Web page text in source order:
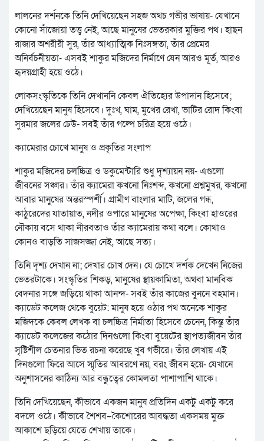
লালনের দর্শনকে তিনি দেখিয়েছেন সহজ অথচ গভীর ভাষায়- যেখানে
কোনো সাঁজোয়া তত্ত্ব নেই, আছে মানুষের ভেতরকার মুক্তির পথ। হাছন
রাজার অশরীরী সুর, তাঁর আধ্যাত্মিক নিঃসঙ্গতা, তাঁর প্রেমের
অনির্বচনীয়তা- এসবই শাকুর মজিদের নির্মাণে যেন আরও মূর্ত, আরও
হৃদয়গ্রাহী হয়ে ওঠে।
লোকসংস্কৃতিকে তিনি দেখাননি কেবল ঐতিহ্যের উপাদান হিসেবে;
দেখিয়েছেন মানুষ হিসেবে। দুঃখ, ঘাম, মুখের রেখা, ভাটির রোদ কিংবা
সুরমার জলের ঢেউ- সবই তাঁর গল্পে চরিত্র হয়ে ওঠে।
ক্যামেরার চোখে মানুষ ও প্রকৃতির সংলাপ
শাকুর মজিদের চলচ্চিত্র ও ডকুমেন্টারি শুধু দৃশ্যায়ন নয়- এগুলো
জীবনের সঞ্চার। তাঁর ক্যামেরা কখনো নিঃশব্দ, কখনো প্রশ্নমুখর, কখনো
আবার মানুষের অন্তরস্পর্শী। গ্রামীণ বাংলার মাটি, জলের গন্ধ,
কাঠুরেদের যাতায়াত, নদীর ওপারে মানুষের অপেক্ষা, কিংবা হাওরের
নৌকায় বসে থাকা নীরবতাও তাঁর ক্যামেরায় কথা বলে। কোথাও
কোনও বাড়তি সাজসজ্জা নেই, আছে সত্য।
তিনি দৃশ্য দেখান না; দেখার চোখ দেন। যে চোখে দর্শক দেখেন নিজের
ভেতরটাকে। সংস্কৃতির শিকড়, মানুষের স্থায়কামিতা, অথবা মানবিক
বেদনার সঙ্গে জড়িয়ে থাকা আনন্দ- সবই তাঁর কাজের বুননে বহমান।
ক্যাডেট কলেজ থেকে বুয়েট: মানুষ হয়ে ওঠার পথ অনেকে শাকুর
মজিদকে কেবল লেখক বা চলচ্চিত্র নির্মাতা হিসেবে চেনেন, কিন্তু তাঁর
ক্যাডেট কলেজের কঠোর দিনগুলো কিংবা বুয়েটের স্থাপত্যজীবন তাঁর
সৃষ্টিশীল চেতনার ভিত রচনা করেছে খুব গভীরে। তাঁর লেখায় এই
দিনগুলো ফিরে আসে স্মৃতির আবরণে নয়, বরং জীবন হয়ে- যেখানে
অনুশাসনের কাঠিন্য আর বন্ধুত্বের কোমলতা পাশাপাশি থাকে।
তিনি দেখিয়েছেন, কীভাবে একজন মানুষ প্রতিদিন একটু একটু করে
বদলে ওঠে। কীভাবে শৈশব–কৈশোরের আবদ্ধতা একসময় মুক্ত
আকাশে ছড়িয়ে যেতে শেখায় তাকে।